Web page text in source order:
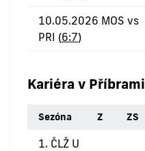
10.05.2026 MOS vs
PRI (6:7)
Kariéra v Příbrami
Sezóna Z ZS
1. ČLŽ U